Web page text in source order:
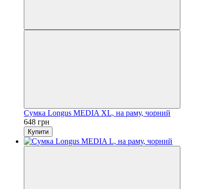
Сумка Longus MEDIA XL, на раму, чорний
648 грн
Купити